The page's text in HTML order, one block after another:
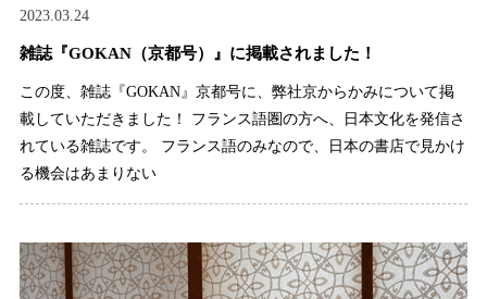
2023.03.24
雑誌『GOKAN（京都号）』に掲載されました！
この度、雑誌『GOKAN』京都号に、弊社京からかみについて掲
載していただきました！ フランス語圏の方へ、日本文化を発信さ
れている雑誌です。 フランス語のみなので、日本の書店で見かけ
る機会はあまりない